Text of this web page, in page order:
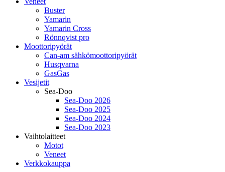
Buster
Yamarin
Yamarin Cross
Rönnqvist pro
Moottoripyörät
Can-am sähkömoottoripyörät
Husqvarna
GasGas
Vesijetit
Sea-Doo
Sea-Doo 2026
Sea-Doo 2025
Sea-Doo 2024
Sea-Doo 2023
Vaihtolaitteet
Motot
Veneet
Verkkokauppa